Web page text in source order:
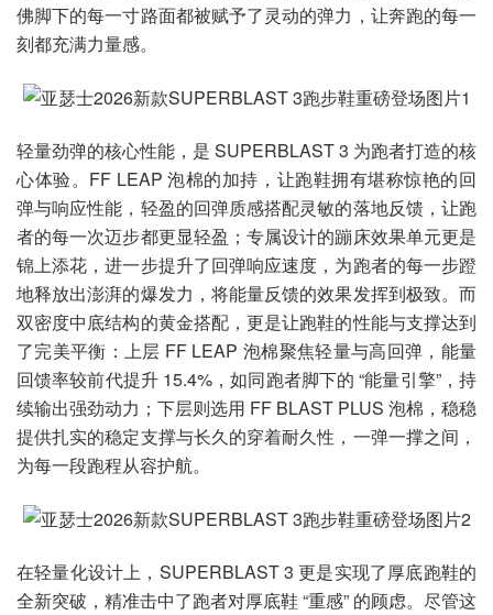
佛脚下的每一寸路面都被赋予了灵动的弹力，让奔跑的每一
刻都充满力量感。
轻量劲弹的核心性能，是 SUPERBLAST 3 为跑者打造的核
心体验。FF LEAP 泡棉的加持，让跑鞋拥有堪称惊艳的回
弹与响应性能，轻盈的回弹质感搭配灵敏的落地反馈，让跑
者的每一次迈步都更显轻盈；专属设计的蹦床效果单元更是
锦上添花，进一步提升了回弹响应速度，为跑者的每一步蹬
地释放出澎湃的爆发力，将能量反馈的效果发挥到极致。而
双密度中底结构的黄金搭配，更是让跑鞋的性能与支撑达到
了完美平衡：上层 FF LEAP 泡棉聚焦轻量与高回弹，能量
回馈率较前代提升 15.4%，如同跑者脚下的 “能量引擎”，持
续输出强劲动力；下层则选用 FF BLAST PLUS 泡棉，稳稳
提供扎实的稳定支撑与长久的穿着耐久性，一弹一撑之间，
为每一段跑程从容护航。
在轻量化设计上，SUPERBLAST 3 更是实现了厚底跑鞋的
全新突破，精准击中了跑者对厚底鞋 “重感” 的顾虑。尽管这